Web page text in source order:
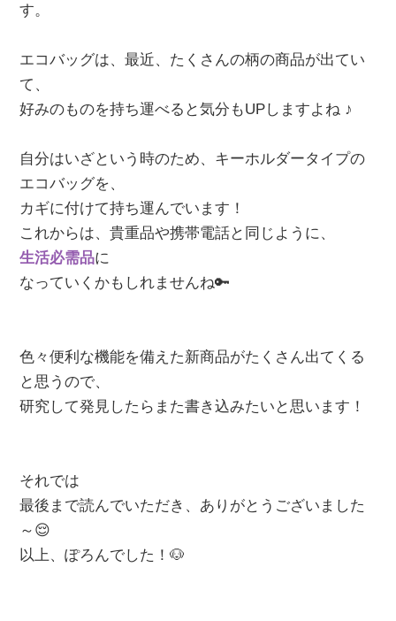
す。
エコバッグは、最近、たくさんの柄の商品が出てい
て、
好みのものを持ち運べると気分もUPしますよね ♪
自分はいざという時のため、キーホルダータイプの
エコバッグを、
カギに付けて持ち運んでいます！
これからは、貴重品や携帯電話と同じように、
生活必需品に
なっていくかもしれませんね🔑
色々便利な機能を備えた新商品がたくさん出てくる
と思うので、
研究して発見したらまた書き込みたいと思います！
それでは
最後まで読んでいただき、ありがとうございました
～😌
以上、ぽろんでした！🐶